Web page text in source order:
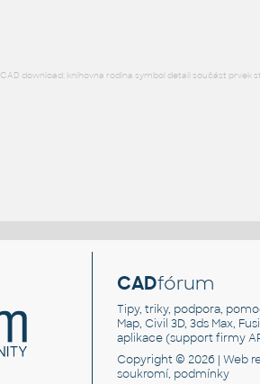
CAD download: knihovna rodina symbol detail součást prvek
CADfórum
Tipy, triky, podpora,
Map, Civil 3D, 3ds Max,
aplikace (support firmy
Copyright © 2026 |Web
soukromí, podmínky